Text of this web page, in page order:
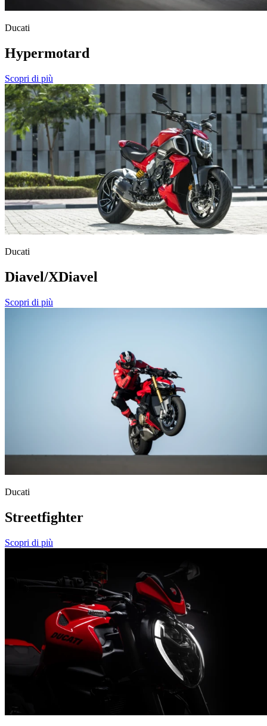
Ducati
Hypermotard
Scopri di più
Ducati
Diavel/XDiavel
Scopri di più
Ducati
Streetfighter
Scopri di più